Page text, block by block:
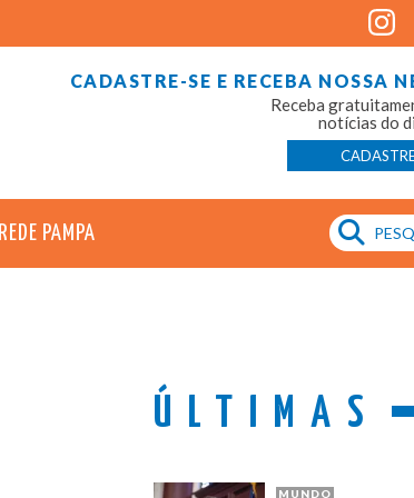
CADASTRE-SE E RECEBA NOSSA
Receba
notícias do
REDE PAMPA
ÚLTIMAS
MUNDO